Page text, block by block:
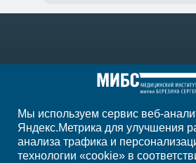
+7 (4852)
ежедн. 7.00-
Мы используем сервис веб-
Яндекс.Метрика для улучшения
анализа трафика и
технологии «cookie» в